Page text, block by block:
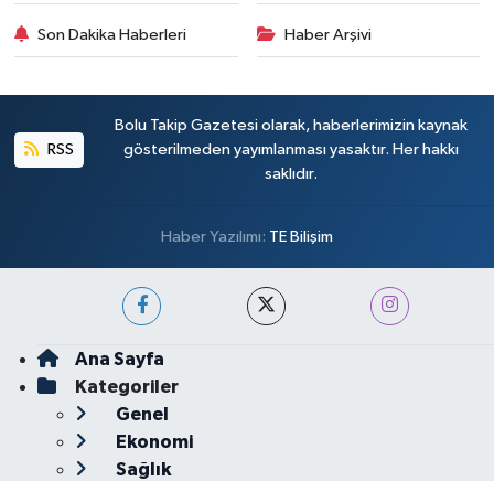
Son Dakika Haberleri Haber Arşivi
RSS
Bolu Takip Gazetesi olarak, haberlerimizin kaynak
gösterilmeden yayımlanması yasaktır. Her hakkı
saklıdır.
Haber Yazılımı: TE Bilişim
Ana Sayfa
Kategoriler
Genel
Ekonomi
Sağlık